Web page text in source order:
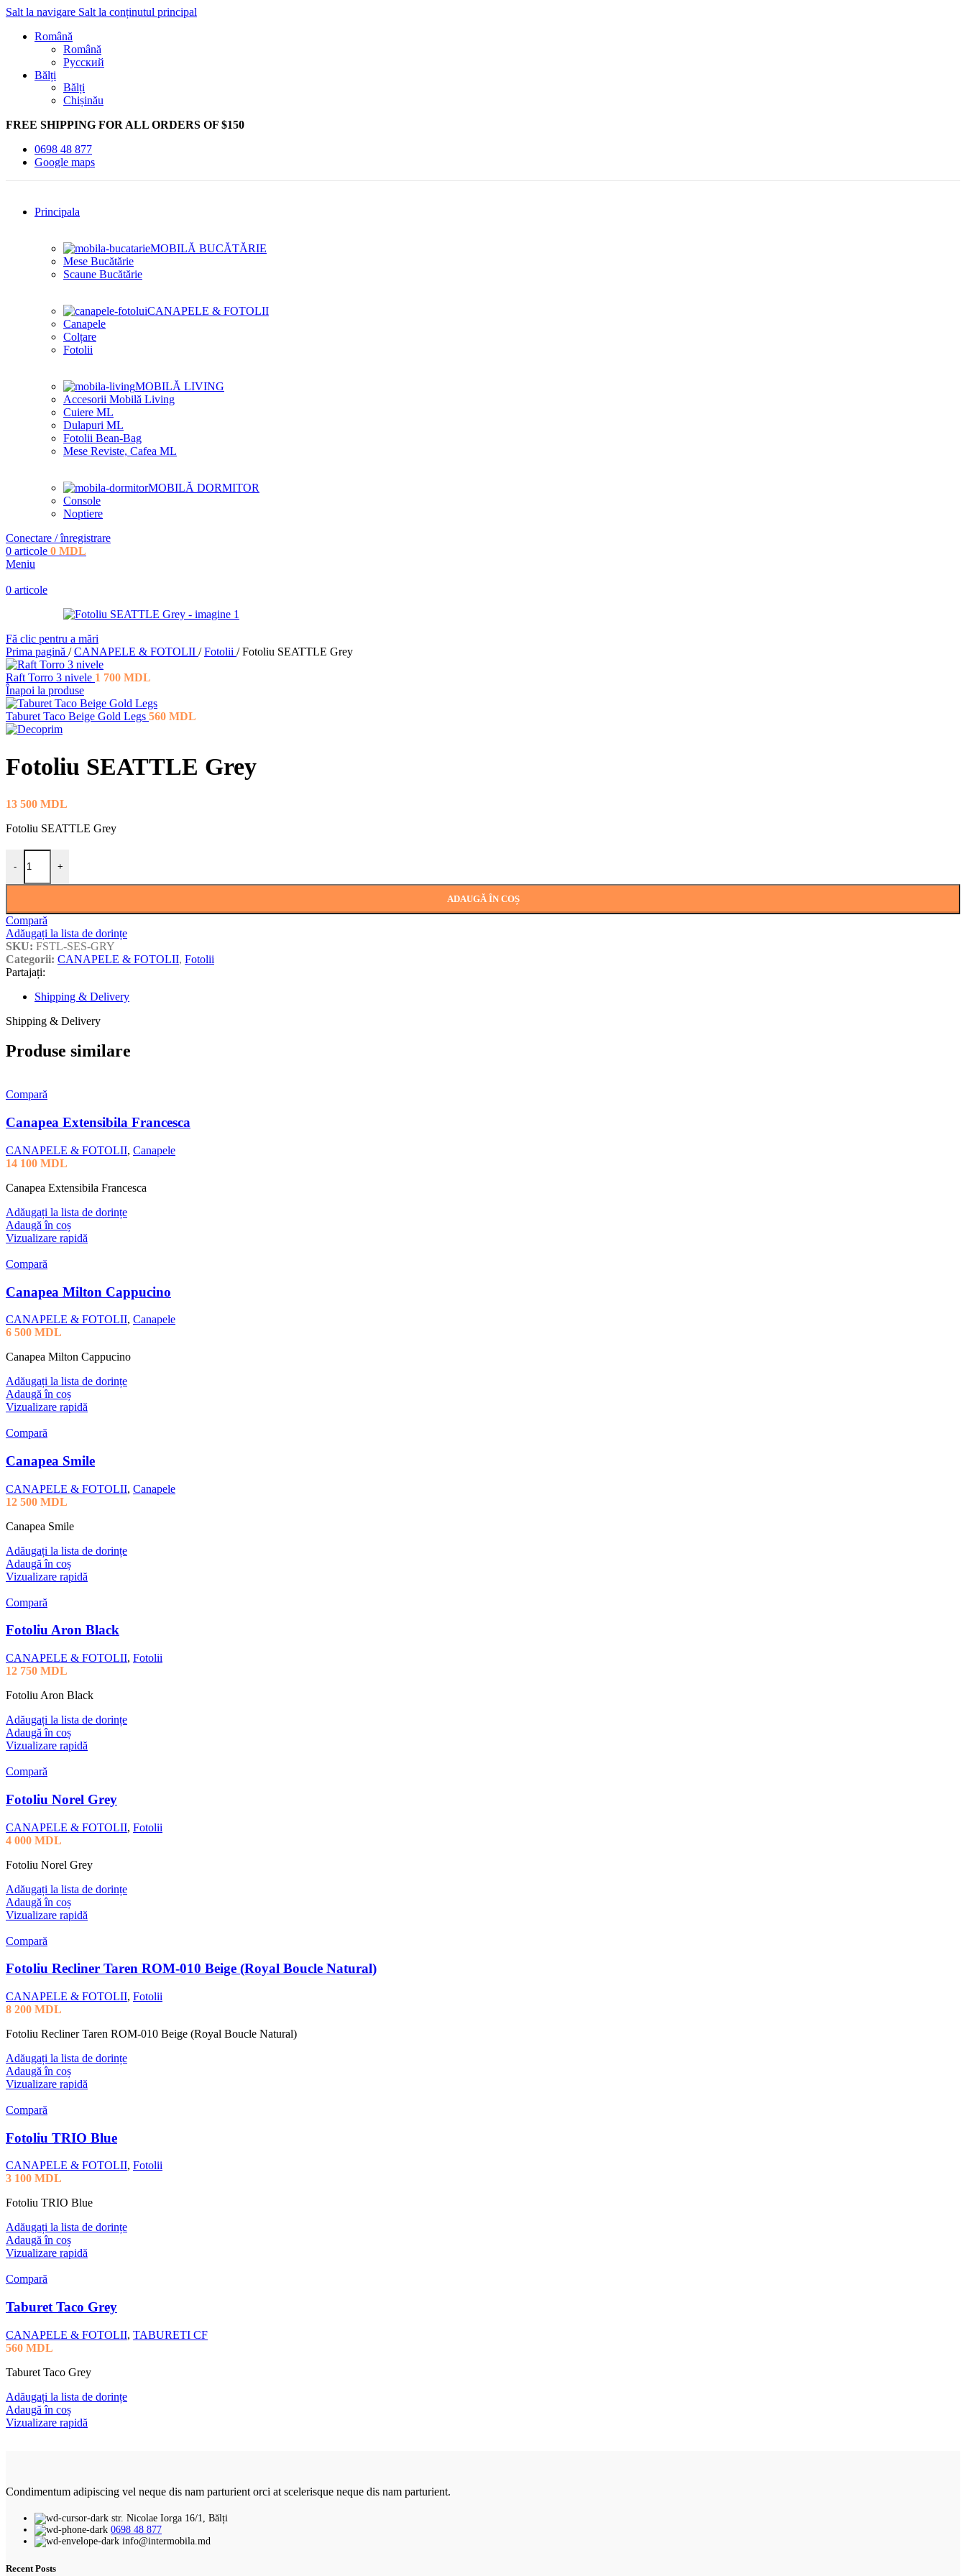
Salt la navigare Salt la conținutul principal
Română
Română
Русский
Bălți
Bălți
Chișinău
FREE SHIPPING FOR ALL ORDERS OF $150
0698 48 877
Google maps
Principala
MOBILĂ BUCĂTĂRIE
Mese Bucătărie
Scaune Bucătărie
CANAPELE & FOTOLII
Canapele
Colțare
Fotolii
MOBILĂ LIVING
Accesorii Mobilă Living
Cuiere ML
Dulapuri ML
Fotolii Bean-Bag
Mese Reviste, Cafea ML
MOBILĂ DORMITOR
Console
Noptiere
Conectare / înregistrare
0 articole 0 MDL
Meniu
0 articole
Fă clic pentru a mări
Prima pagină / CANAPELE & FOTOLII / Fotolii / Fotoliu SEATTLE Grey
Raft Torro 3 nivele 1 700 MDL
Înapoi la produse
Taburet Taco Beige Gold Legs 560 MDL
Fotoliu SEATTLE Grey
13 500 MDL
Fotoliu SEATTLE Grey
-
Cantitate Fotoliu SEATTLE Grey
+
ADAUGĂ ÎN COȘ
Compară
Adăugați la lista de dorințe
SKU: FSTL-SES-GRY
Categorii: CANAPELE & FOTOLII, Fotolii
Partajați:
Shipping & Delivery
Shipping & Delivery
Produse similare
Compară
Canapea Extensibila Francesca
CANAPELE & FOTOLII, Canapele
14 100 MDL
Canapea Extensibila Francesca
Adăugați la lista de dorințe
Adaugă în coș
Vizualizare rapidă
Compară
Canapea Milton Cappucino
CANAPELE & FOTOLII, Canapele
6 500 MDL
Canapea Milton Cappucino
Adăugați la lista de dorințe
Adaugă în coș
Vizualizare rapidă
Compară
Canapea Smile
CANAPELE & FOTOLII, Canapele
12 500 MDL
Canapea Smile
Adăugați la lista de dorințe
Adaugă în coș
Vizualizare rapidă
Compară
Fotoliu Aron Black
CANAPELE & FOTOLII, Fotolii
12 750 MDL
Fotoliu Aron Black
Adăugați la lista de dorințe
Adaugă în coș
Vizualizare rapidă
Compară
Fotoliu Norel Grey
CANAPELE & FOTOLII, Fotolii
4 000 MDL
Fotoliu Norel Grey
Adăugați la lista de dorințe
Adaugă în coș
Vizualizare rapidă
Compară
Fotoliu Recliner Taren ROM-010 Beige (Royal Boucle Natural)
CANAPELE & FOTOLII, Fotolii
8 200 MDL
Fotoliu Recliner Taren ROM-010 Beige (Royal Boucle Natural)
Adăugați la lista de dorințe
Adaugă în coș
Vizualizare rapidă
Compară
Fotoliu TRIO Blue
CANAPELE & FOTOLII, Fotolii
3 100 MDL
Fotoliu TRIO Blue
Adăugați la lista de dorințe
Adaugă în coș
Vizualizare rapidă
Compară
Taburet Taco Grey
CANAPELE & FOTOLII, TABURETI CF
560 MDL
Taburet Taco Grey
Adăugați la lista de dorințe
Adaugă în coș
Vizualizare rapidă
Condimentum adipiscing vel neque dis nam parturient orci at scelerisque neque dis nam parturient.
str. Nicolae Iorga 16/1, Bălți
0698 48 877
info@intermobila.md
Recent Posts